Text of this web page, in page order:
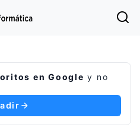
en Google y no